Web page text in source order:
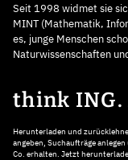
Seit 1998 widmet sie
MINT (Mathematik,
es, junge Menschen
Naturwissenschaften
think ING.
Herunterladen und
angeben, Suchaufträge
Co. erhalten. Jetzt